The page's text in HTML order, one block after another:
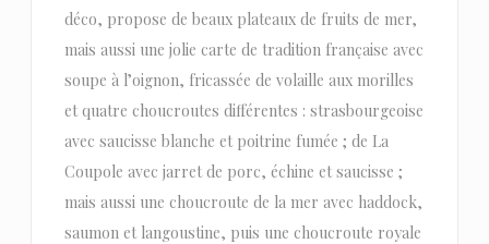
déco, propose de beaux plateaux de fruits de mer,
mais aussi une jolie carte de tradition française avec
soupe à l’oignon, fricassée de volaille aux morilles
et quatre choucroutes différentes : strasbourgeoise
avec saucisse blanche et poitrine fumée ; de La
Coupole avec jarret de porc, échine et saucisse ;
mais aussi une choucroute de la mer avec haddock,
saumon et langoustine, puis une choucroute royale